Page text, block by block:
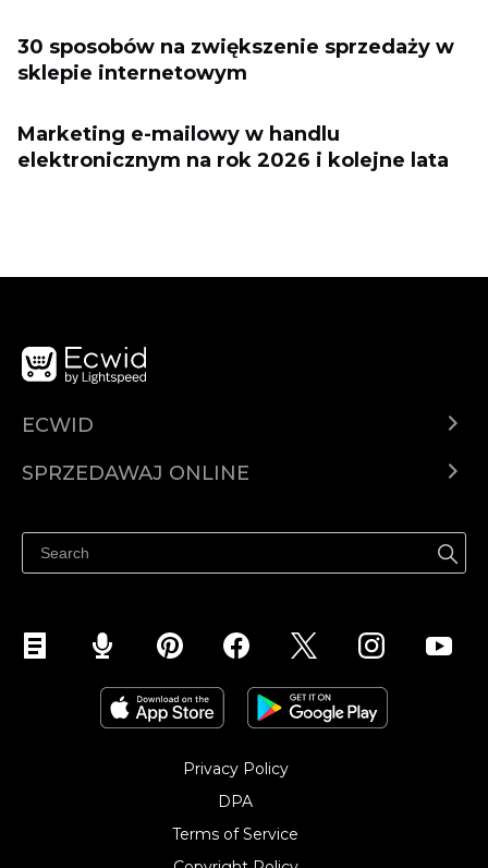
30 sposobów na zwiększenie sprzedaży w
sklepie internetowym
Marketing e-mailowy w handlu
elektronicznym na rok 2026 i kolejne lata
ECWID
Cena
SPRZEDAWAJ ONLINE
Sprzedawaj na Facebooku
Sprzedawaj na Instagramie
Privacy Policy
DPA
Terms of Service